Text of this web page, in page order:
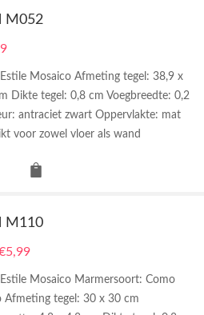
M052
Mosaico Afmeting tegel: 38,9 x
Dikte tegel: 0,8 cm Voegbreedte: 0,2
antraciet zwart Oppervlakte: mat
voor zowel vloer als wand
M110
5,99
Mosaico Marmersoort: Como
Afmeting tegel: 30 x 30 cm